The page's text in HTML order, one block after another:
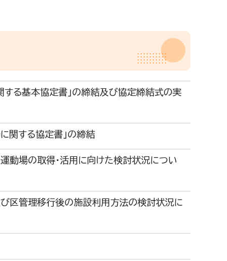
する基本協定書」の締結及び協定締結式の実
関する協定書」の締結
動場の取得・活用に向けた検討状況につい
区管理移行後の施設利用方法の検討状況に